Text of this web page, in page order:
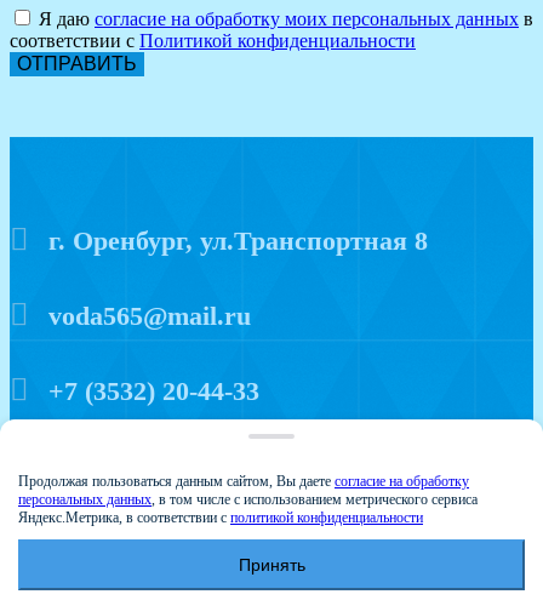
Я даю согласие на обработку моих персональных данных в
соответствии с Политикой конфиденциальности
ОТПРАВИТЬ
г. Оренбург, ул.Транспортная 8
voda565@mail.ru
+7 (3532) 20-44-33
Продолжая пользоваться данным сайтом, Вы даете согласие на обработку
персональных данных, в том числе с использованием метрического сервиса
Яндекс.Метрика, в соответствии с политикой конфиденциальности
Принять